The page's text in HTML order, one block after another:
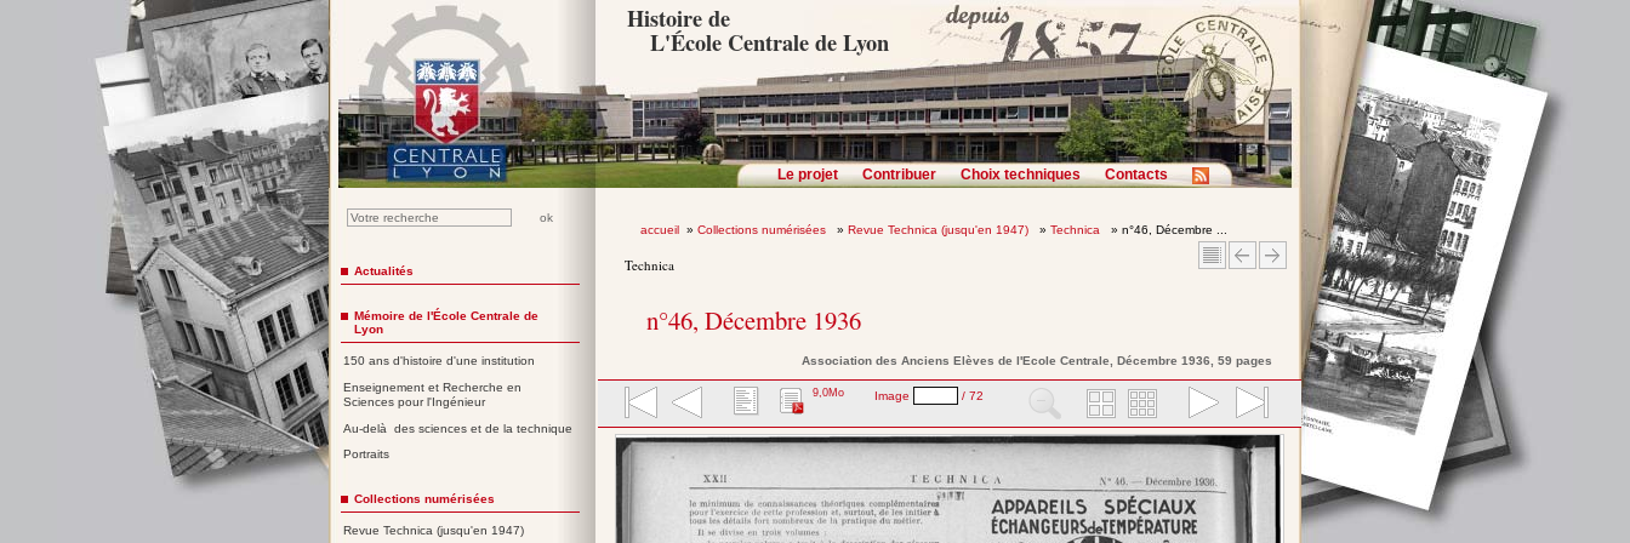
Histoire de
L'École Centrale de Lyon
Le projet Contribuer Choix techniques Contacts
accueil» Collections numérisées » Revue Technica (jusqu'en 1947) » Technica » n°46, Décembre ...
Technica
n°46, Décembre 1936
Association des Anciens Elèves de l'Ecole Centrale, Décembre 1936, 59 pages
9,0Mo Image / 72
Actualités
Mémoire de l'École Centrale de
Lyon
150 ans d'histoire d'une institution
Enseignement et Recherche en
Sciences pour l'Ingénieur
Au-delà des sciences et de la technique
Portraits
Collections numérisées
Revue Technica (jusqu'en 1947)